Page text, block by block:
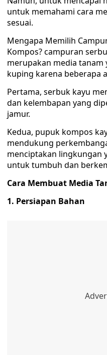
untuk memahami cara
sesuai.
Mengapa Memilih
Kompos? campuran
merupakan media
kuping karena beberapa
Pertama, serbuk kayu
dan kelembapan yang
jamur.
Kedua, pupuk kompos
mendukung
menciptakan lingkungan
untuk tumbuh dan
Cara Membuat Media
1. Persiapan Bahan